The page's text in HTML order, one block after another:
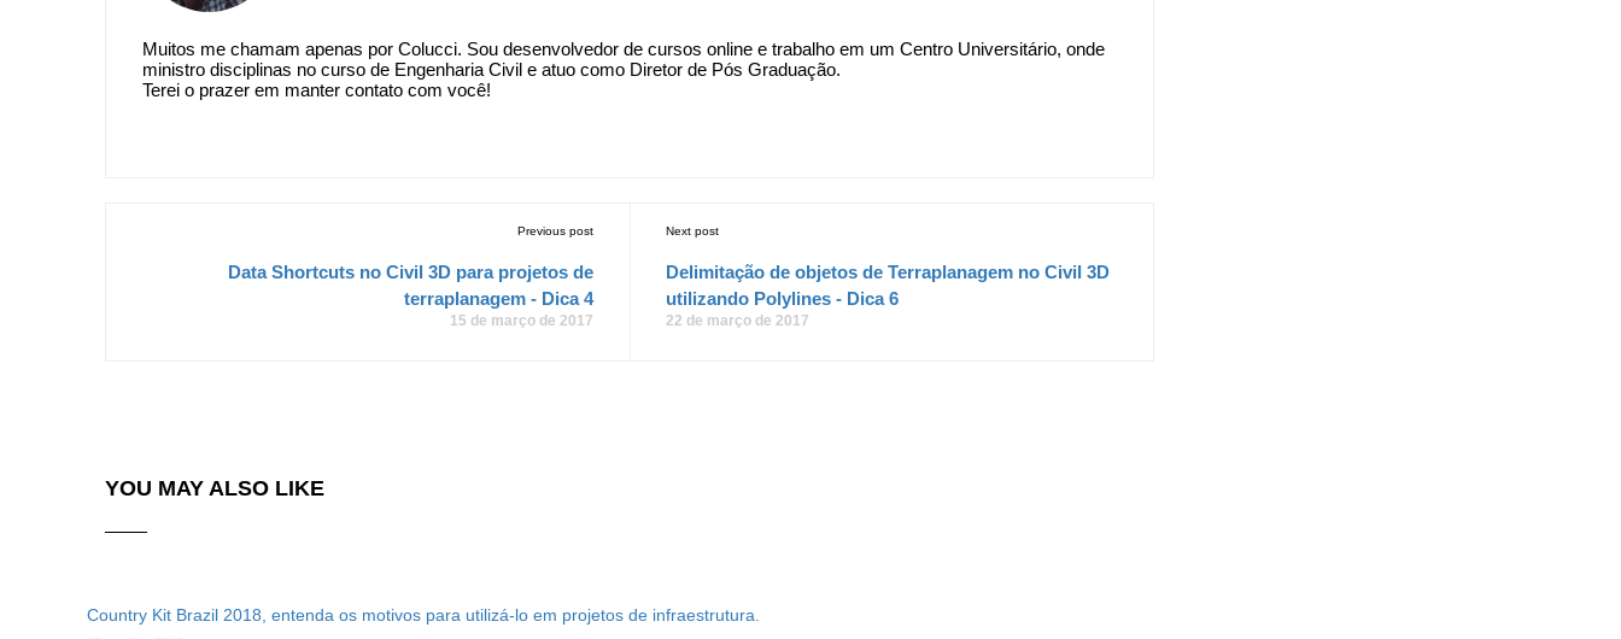
Muitos me chamam apenas por Colucci. Sou desenvolvedor de cursos online e trabalho em um Centro Universitário, onde
ministro disciplinas no curso de Engenharia Civil e atuo como Diretor de Pós Graduação.
Terei o prazer em manter contato com você!
Previous post
Data Shortcuts no Civil 3D para projetos de
terraplanagem - Dica 4
15 de março de 2017
Next post
Delimitação de objetos de Terraplanagem no Civil 3D
utilizando Polylines - Dica 6
22 de março de 2017
YOU MAY ALSO LIKE
Country Kit Brazil 2018, entenda os motivos para utilizá-lo em projetos de infraestrutura.